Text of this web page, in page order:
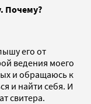
Почему?
его от
ведения моего
и обращаюсь к
и найти себя. И
свитера.